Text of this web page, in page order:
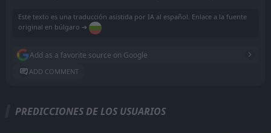
Este texto es una traducción asistida por IA al español. Enlace a la fuente
original en búlgaro ➔
Add as a favorite source on Google
ADD COMMENT
PREDICCIONES DE LOS USUARIOS